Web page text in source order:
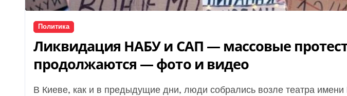
Политика
Ликвидация НАБУ и САП — массовые
продолжаются — фото и видео
В Киеве, как и в предыдущие дни, люди собрались возле театра